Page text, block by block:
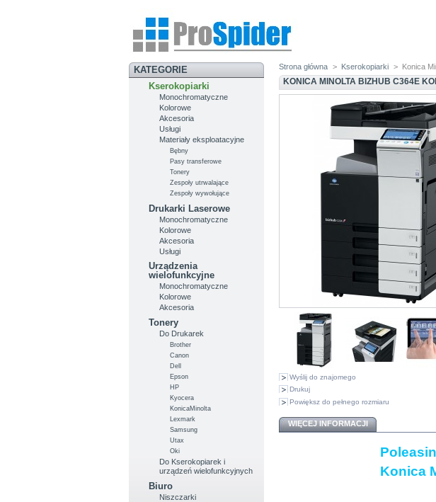
KATEGORIE
Kserokopiarki
Monochromatyczne
Kolorowe
Akcesoria
Usługi
Materiały eksploatacyjne
Bębny
Pasy transferowe
Tonery
Zespoły utrwalające
Zespoły wywołujące
Drukarki Laserowe
Monochromatyczne
Kolorowe
Akcesoria
Usługi
Urządzenia
wielofunkcyjne
Monochromatyczne
Kolorowe
Akcesoria
Tonery
Do Drukarek
Brother
Canon
Dell
Epson
HP
Kyocera
KonicaMinolta
Lexmark
Samsung
Utax
Oki
Do Kserokopiarek i
urządzeń wielofunkcyjnych
Biuro
Niszczarki
Strona główna > Kserokopiarki > Konica
KONICA MINOLTA BIZHUB C364E
Wyślij do znajomego
Drukuj
Powiększ do pełnego rozmiaru
WIĘCEJ INFORMACJI
Konica